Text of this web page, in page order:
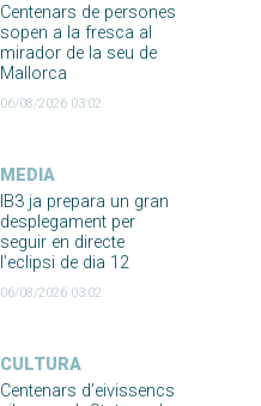
Centenars de persones
sopen a la fresca al
mirador de la seu de
Mallorca
06/08/2026 03:02
MEDIA
IB3 ja prepara un gran
desplegament per
seguir en directe
l’eclipsi de dia 12
06/08/2026 03:02
CULTURA
Centenars d’eivissencs